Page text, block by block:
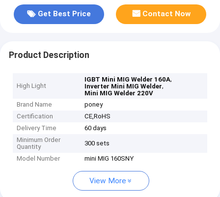
Get Best Price Contact Now
Product Description
High Light
IGBT Mini MIG Welder 160A,
Inverter Mini MIG Welder,
Mini MIG Welder 220V
Brand Name
poney
Certification
CE,RoHS
Delivery Time
60 days
Minimum Order
Quantity
300 sets
Model Number mini MIG 160SNY
View More